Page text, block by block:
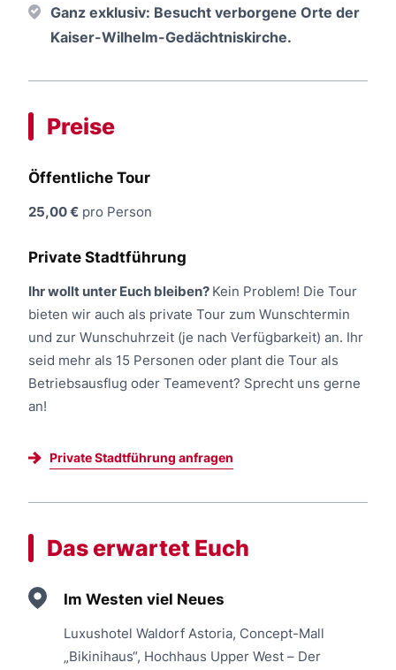
Ganz exklusiv: Besucht verborgene Orte der
Kaiser-Wilhelm-Gedächtniskirche.
Preise
Öffentliche Tour
25,00 € pro Person
Private Stadtführung
Ihr wollt unter Euch bleiben? Kein Problem! Die Tour
bieten wir auch als private Tour zum Wunschtermin
und zur Wunschuhrzeit (je nach Verfügbarkeit) an. Ihr
seid mehr als 15 Personen oder plant die Tour als
Betriebsausflug oder Teamevent? Sprecht uns gerne
an!
Private Stadtführung anfragen
Das erwartet Euch
Im Westen viel Neues
Luxushotel Waldorf Astoria, Concept-Mall
„Bikinihaus“, Hochhaus Upper West – Der